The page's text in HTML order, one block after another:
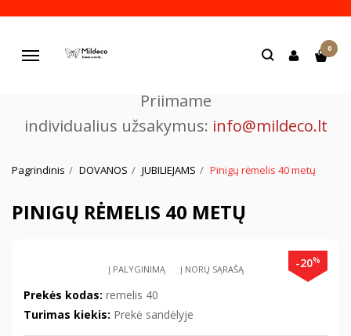
Navigacija
0
Priimame
individualius užsakymus: info@mildeco.lt
Pagrindinis DOVANOS JUBILIEJAMS Pinigų rėmelis 40 metų
PINIGŲ RĖMELIS 40 METŲ
-20%
Į PALYGINIMĄ Į NORŲ SĄRAŠĄ
Prekės kodas: remelis 40
Turimas kiekis: Prekė sandėlyje